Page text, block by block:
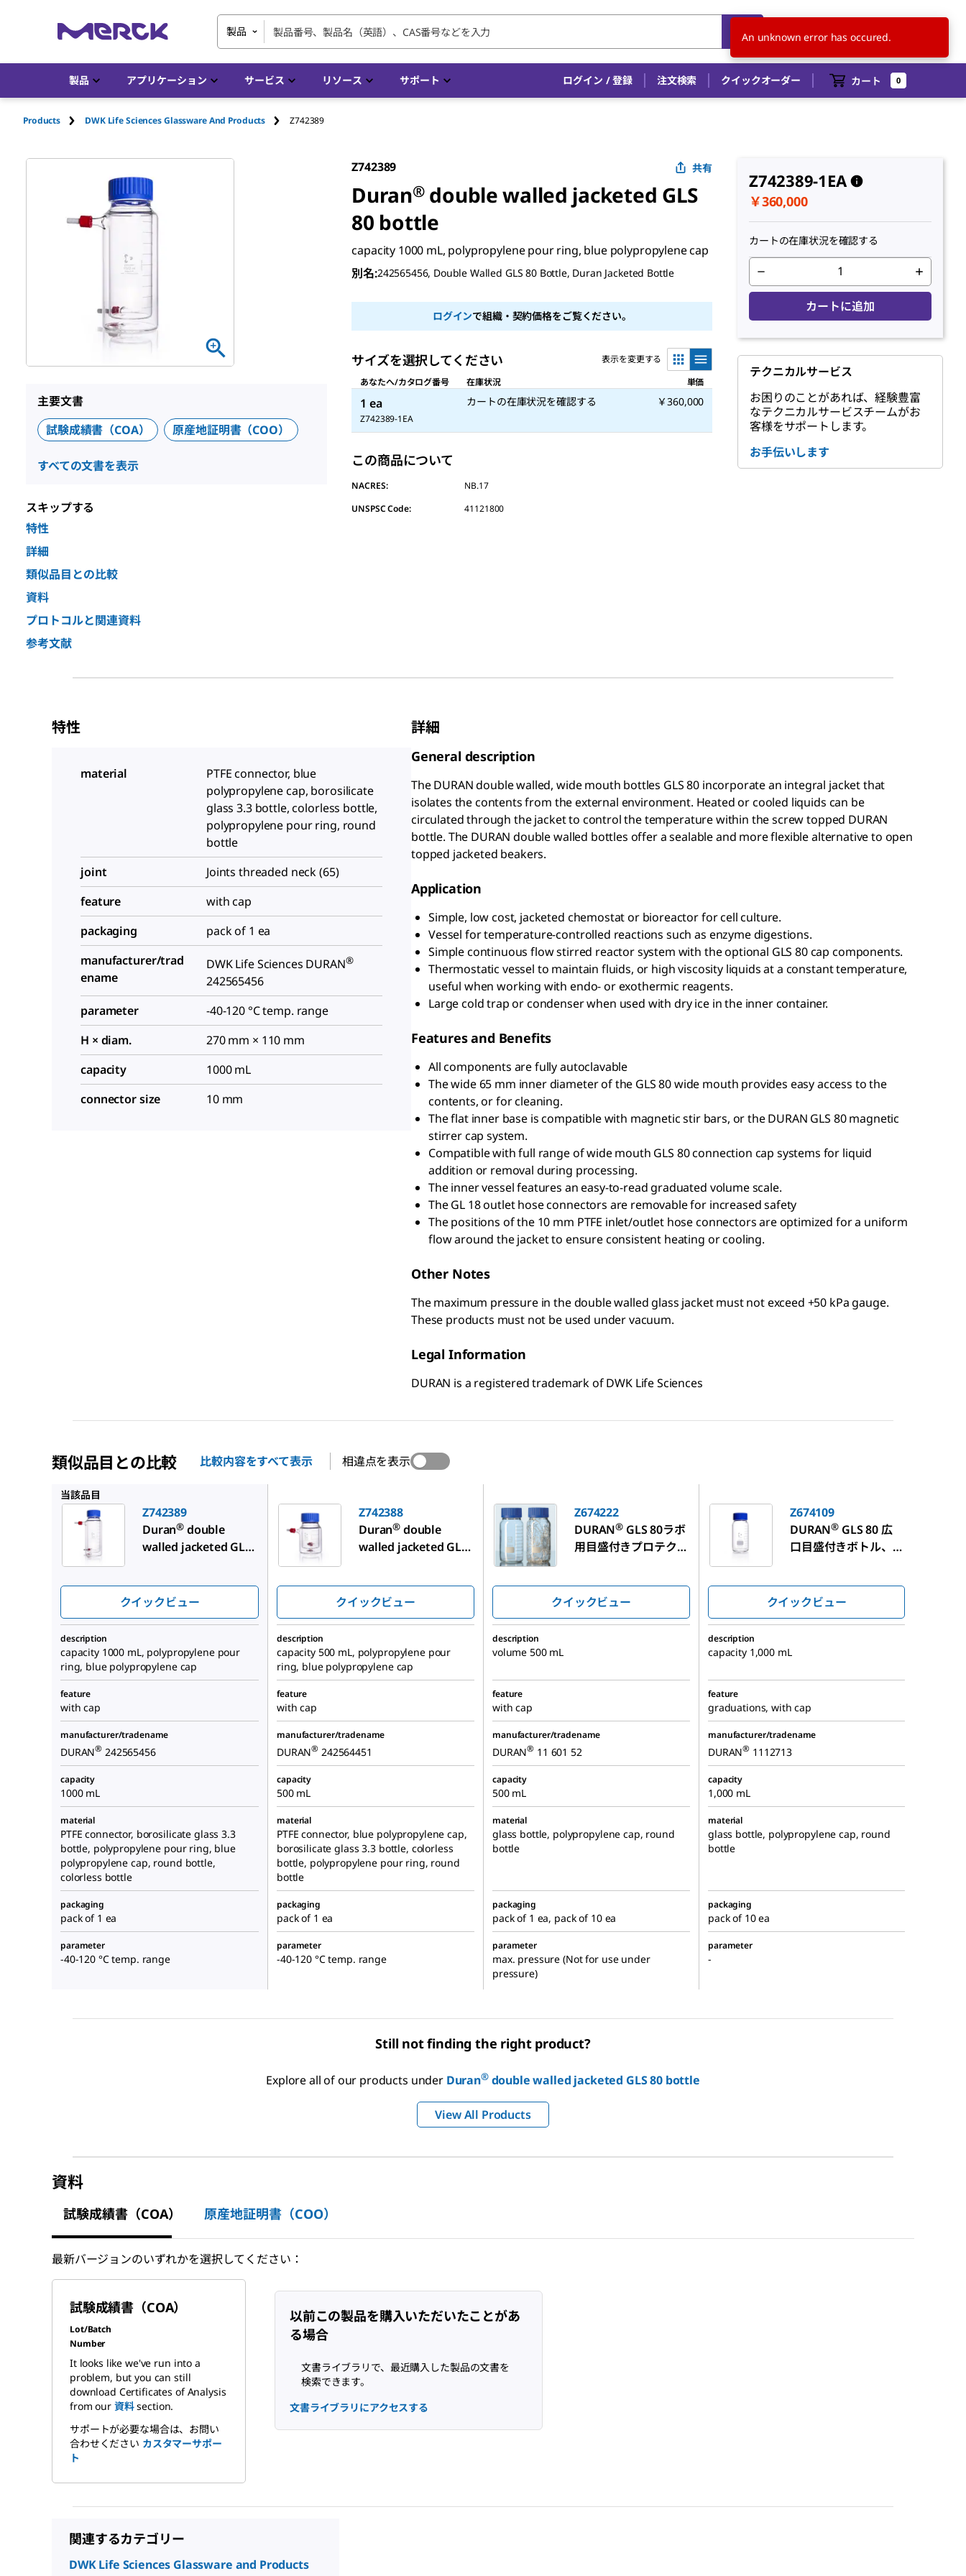
製品 JA
製品 アプリケーション サービス リソース サポート ログイン / 登録 注文検索 クイックオーダー カート 0
Products DWK Life Sciences Glassware And Products Z742389
主要文書
試験成績書（COA）
原産地証明書（COO）
すべての文書を表示
スキップする
特性
詳細
類似品目との比較
資料
プロトコルと関連資料
参考文献
Z742389 共有
Duran®double walled jacketed GLS
80 bottle
capacity 1000 mL, polypropylene pour ring, blue polypropylene cap
別名:242565456, Double Walled GLS 80 Bottle, Duran Jacketed Bottle
ログインで組織・契約価格をご覧ください。
サイズを選択してください
表示を変更する
あなたへ/カタログ番号
在庫状況 単価
1 ea
Z742389-1EA
カートの在庫状況を確認する ￥360,000
この商品について
NACRES:
NB.17
UNSPSC Code:
41121800
Z742389-1EA
￥360,000
カートの在庫状況を確認する
カートに追加
テクニカルサービス
お困りのことがあれば、経験豊富
なテクニカルサービスチームがお
客様をサポートします。
お手伝いします
特性
material
PTFE connector, blue
polypropylene cap, borosilicate
glass 3.3 bottle, colorless bottle,
polypropylene pour ring, round
bottle
joint
Joints threaded neck (65)
feature
with cap
packaging
pack of 1 ea
manufacturer/trad
ename
DWK Life Sciences DURAN®
242565456
parameter
-40-120 °C temp. range
H × diam.
270 mm × 110 mm
capacity
1000 mL
connector size
10 mm
詳細
General description
The DURAN double walled, wide mouth bottles GLS 80 incorporate an integral jacket that
isolates the contents from the external environment. Heated or cooled liquids can be
circulated through the jacket to control the temperature within the screw topped DURAN
bottle. The DURAN double walled bottles offer a sealable and more flexible alternative to open
topped jacketed beakers.
Application
Simple, low cost, jacketed chemostat or bioreactor for cell culture.
Vessel for temperature-controlled reactions such as enzyme digestions.
Simple continuous flow stirred reactor system with the optional GLS 80 cap components.
Thermostatic vessel to maintain fluids, or high viscosity liquids at a constant temperature,
useful when working with endo- or exothermic reagents.
Large cold trap or condenser when used with dry ice in the inner container.
Features and Benefits
All components are fully autoclavable
The wide 65 mm inner diameter of the GLS 80 wide mouth provides easy access to the
contents, or for cleaning.
The flat inner base is compatible with magnetic stir bars, or the DURAN GLS 80 magnetic
stirrer cap system.
Compatible with full range of wide mouth GLS 80 connection cap systems for liquid
addition or removal during processing.
The inner vessel features an easy-to-read graduated volume scale.
The GL 18 outlet hose connectors are removable for increased safety
The positions of the 10 mm PTFE inlet/outlet hose connectors are optimized for a uniform
flow around the jacket to ensure consistent heating or cooling.
Other Notes
The maximum pressure in the double walled glass jacket must not exceed +50 kPa gauge.
These products must not be used under vacuum.
Legal Information
DURAN is a registered trademark of DWK Life Sciences
類似品目との比較 比較内容をすべて表示 相違点を表示
当該品目
Z742389
Duran® double
walled jacketed GLS
クイックビュー
Z742388
Duran® double
walled jacketed GLS
クイックビュー
Z674222
DURAN® GLS 80ラボ
用目盛付きプロテクト
クイックビュー
Z674109
DURAN® GLS 80 広
口目盛付きボトル、
クイックビュー
description
capacity 1000 mL, polypropylene pour
ring, blue polypropylene cap
description
capacity 500 mL, polypropylene pour
ring, blue polypropylene cap
description
volume 500 mL
description
capacity 1,000 mL
feature
with cap
feature
with cap
feature
with cap
feature
graduations, with cap
manufacturer/tradename
DURAN® 242565456
manufacturer/tradename
DURAN® 242564451
manufacturer/tradename
DURAN® 11 601 52
manufacturer/tradename
DURAN® 1112713
capacity
1000 mL
capacity
500 mL
capacity
500 mL
capacity
1,000 mL
material
PTFE connector, borosilicate glass 3.3
bottle, polypropylene pour ring, blue
polypropylene cap, round bottle,
colorless bottle
material
PTFE connector, blue polypropylene cap,
borosilicate glass 3.3 bottle, colorless
bottle, polypropylene pour ring, round
bottle
material
glass bottle, polypropylene cap, round
bottle
material
glass bottle, polypropylene cap, round
bottle
packaging
pack of 1 ea
packaging
pack of 1 ea
packaging
pack of 1 ea, pack of 10 ea
packaging
pack of 10 ea
parameter
-40-120 °C temp. range
parameter
-40-120 °C temp. range
parameter
max. pressure (Not for use under
pressure)
parameter
-
Still not finding the right product?
Explore all of our products under Duran®double walled jacketed GLS 80 bottle
View All Products
資料
試験成績書（COA） 原産地証明書（COO）
最新バージョンのいずれかを選択してください：
試験成績書（COA）
Lot/Batch
Number
It looks like we've run into a
problem, but you can still
download Certificates of Analysis
from our 資料section.
サポートが必要な場合は、お問い
合わせください カスタマーサポー
ト
以前この製品を購入いただいたことがあ
る場合
文書ライブラリで、最近購入した製品の文書を
検索できます。
文書ライブラリにアクセスする
関連するカテゴリー
DWK Life Sciences Glassware and Products
An unknown error has occured.